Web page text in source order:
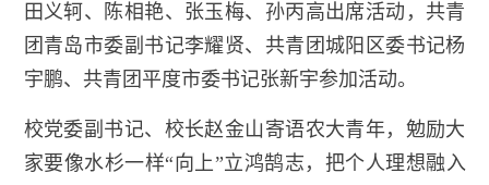
田义轲、陈相艳、张玉梅、孙丙高出席活动，共青
团青岛市委副书记李耀贤、共青团城阳区委书记杨
宇鹏、共青团平度市委书记张新宇参加活动。
校党委副书记、校长赵金山寄语农大青年，勉励大
家要像水杉一样“向上”立鸿鹄志，把个人理想融入